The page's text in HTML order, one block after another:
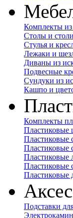
Комплекты из
Столы и
Стулья и
Лежаки и
Диваны из
Подвесные
Сундуки из
Кашпо и
Комплекты
Пластиковые
Пластиковые
Пластиковые
Пластиковые
Пластиковые
Подставки